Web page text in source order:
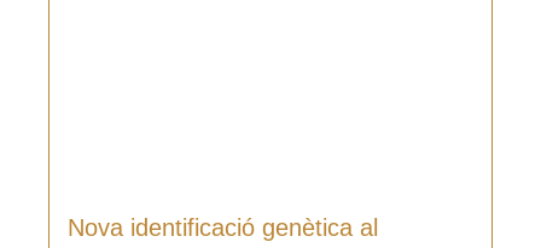
Nova identificació genètica al